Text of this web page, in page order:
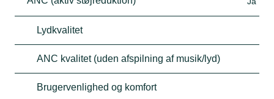
Lydkvalitet
ANC kvalitet (uden afspilning af musik/lyd)
Brugervenlighed og komfort